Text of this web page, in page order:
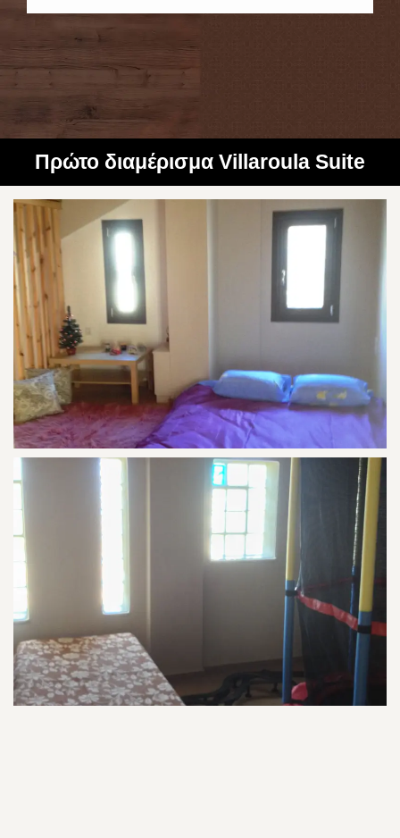
Πρώτο διαμέρισμα Villaroula Suite